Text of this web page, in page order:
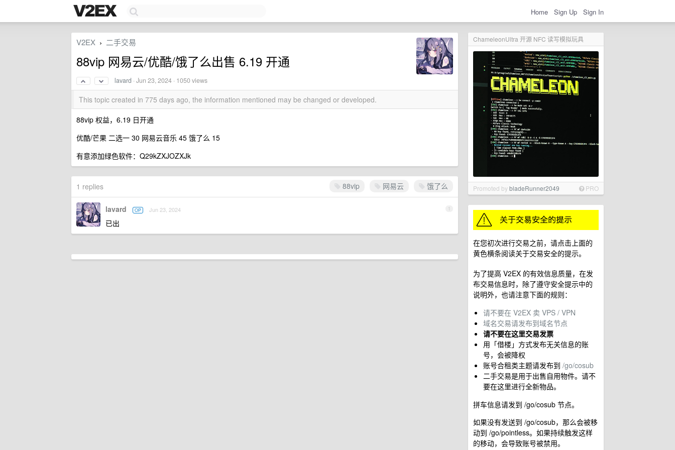
Home Sign Up Sign In
ChameleonUltra 开源 NFC 读写模拟玩具
Promoted bybladeRunner2049 PRO
在您初次进行交易之前，请点击上面的
黄色横条阅读关于交易安全的提示。
为了提高 V2EX 的有效信息质量，在发
布交易信息时，除了遵守安全提示中的
说明外，也请注意下面的规则：
请不要在 V2EX 卖 VPS / VPN
域名交易请发布到域名节点
请不要在这里交易发票
用「借楼」方式发布无关信息的账
号，会被降权
账号合租类主题请发布到 /go/cosub
二手交易是用于出售自用物件。请不
要在这里进行全新物品。
拼车信息请发到 /go/cosub 节点。
如果没有发送到 /go/cosub，那么会被移
动到 /go/pointless。如果持续触发这样
的移动，会导致账号被禁用。
V2EX › 二手交易
88vip 网易云/优酷/饿了么出售 6.19 开通
lavard ·Jun 23, 2024 · 1050 views
This topic created in 775 days ago, the information mentioned may be changed or developed.
88vip 权益，6.19 日开通
优酷/芒果 二选一 30 网易云音乐 45 饿了么 15
有意添加绿色软件：Q29kZXJOZXJk
88vip 网易云 饿了么
1 replies
1
lavard OP Jun 23, 2024
已出